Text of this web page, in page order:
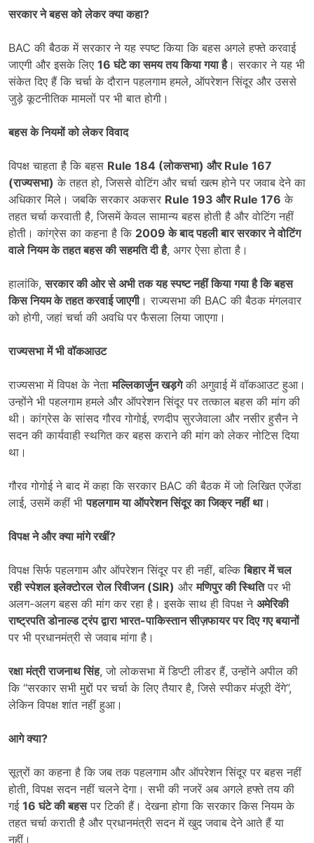
सरकार ने बहस को लेकर क्या कहा?
BAC की बैठक में सरकार ने यह स्पष्ट किया कि बहस अगले हफ्ते करवाई
जाएगी और इसके लिए 16घंटे का समय तय किया गया है। सरकार ने यह भी
संकेत दिए हैं कि चर्चा के दौरान पहलगाम हमले, ऑपरेशन सिंदूर और उससे
जुड़े कूटनीतिक मामलों पर भी बात होगी।
बहस के नियमों को लेकर विवाद
विपक्ष चाहता है कि बहस Rule 184 (लोकसभा) और Rule 167
(राज्यसभा) के तहत हो, जिससे वोटिंग और चर्चा खत्म होने पर जवाब देने का
अधिकार मिले। जबकि सरकार अकसर Rule 193 और Rule 176 के
तहत चर्चा करवाती है, जिसमें केवल सामान्य बहस होती है और वोटिंग नहीं
होती। कांग्रेस का कहना है कि 2009के बाद पहली बार सरकार ने वोटिंग
वाले नियम के तहत बहस की सहमति दी है, अगर ऐसा होता है।
हालांकि,सरकार की ओर से अभी तक यह स्पष्ट नहीं किया गया है कि बहस
किस नियम के तहत करवाई जाएगी। राज्यसभा की BAC की बैठक मंगलवार
को होगी, जहां चर्चा की अवधि पर फैसला लिया जाएगा।
राज्यसभा में भी वॉकआउट
राज्यसभा में विपक्ष के नेतामल्लिकार्जुन खड़गेकी अगुवाई में वॉकआउट हुआ।
उन्होंने भी पहलगाम हमले और ऑपरेशन सिंदूर पर तत्काल बहस की मांग की
थी। कांग्रेस के सांसद गौरव गोगोई, रणदीप सुरजेवाला और नसीर हुसैन ने
सदन की कार्यवाही स्थगित कर बहस कराने की मांग को लेकर नोटिस दिया
था।
गौरव गोगोई ने बाद में कहा कि सरकार BAC की बैठक में जो लिखित एजेंडा
लाई, उसमें कहीं भीपहलगाम या ऑपरेशन सिंदूर का जिक्र नहीं था।
विपक्ष ने और क्या मांगे रखीं?
विपक्ष सिर्फ पहलगाम और ऑपरेशन सिंदूर पर ही नहीं, बल्किबिहार में चल
रही स्पेशल इलेक्टोरल रोल रिवीजन (SIR) औरमणिपुर की स्थितिपर भी
अलग-अलग बहस की मांग कर रहा है। इसके साथ ही विपक्ष ने अमेरिकी
राष्ट्रपति डोनाल्ड ट्रंप द्वारा भारत-पाकिस्तान सीज़फायर पर दिए गए बयानों
पर भी प्रधानमंत्री से जवाब मांगा है।
रक्षा मंत्री राजनाथ सिंह, जो लोकसभा में डिप्टी लीडर हैं, उन्होंने अपील की
कि “सरकार सभी मुद्दों पर चर्चा के लिए तैयार है, जिसे स्पीकर मंजूरी देंगे”,
लेकिन विपक्ष शांत नहीं हुआ।
आगे क्या?
सूत्रों का कहना है कि जब तक पहलगाम और ऑपरेशन सिंदूर पर बहस नहीं
होती, विपक्ष सदन नहीं चलने देगा। सभी की नजरें अब अगले हफ्ते तय की
गई 16घंटे की बहसपर टिकी हैं। देखना होगा कि सरकार किस नियम के
तहत चर्चा कराती है और प्रधानमंत्री सदन में खुद जवाब देने आते हैं या
नहीं।